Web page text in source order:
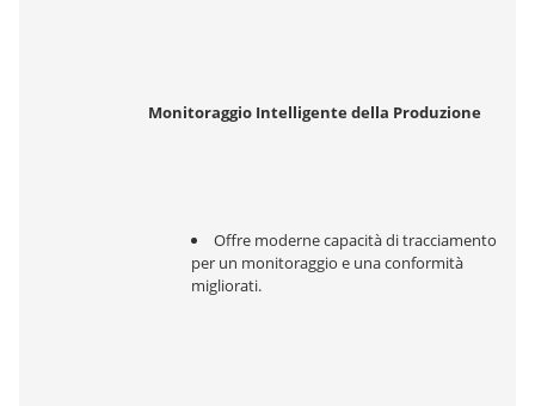
Monitoraggio Intelligente della Produzione
Offre moderne capacità di tracciamento
per un monitoraggio e una conformità
migliorati.